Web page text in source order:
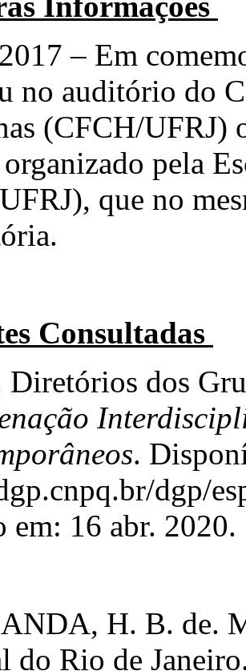
– Em
no auditório do
(CFCH/UFRJ)
organizado pela
que no
Consultadas
Diretórios dos
.
dgp/
em: 16 abr. 2020.
H. B. de.
do Rio de